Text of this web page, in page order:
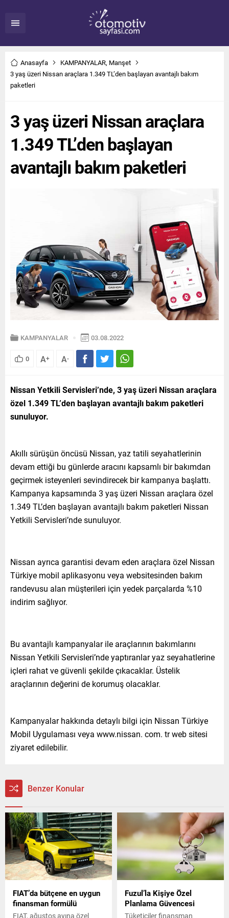
Anasayfa KAMPANYALAR, Manşet
3 yaş üzeri Nissan araçlara 1.349 TL’den başlayan avantajlı bakım
paketleri
3 yaş üzeri Nissan araçlara
1.349 TL’den başlayan
avantajlı bakım paketleri
KAMPANYALAR 03.08.2022
0 A+ A-
Nissan Yetkili Servisleri’nde, 3 yaş üzeri Nissan araçlara
özel 1.349 TL’den başlayan avantajlı bakım paketleri
sunuluyor.
Akıllı sürüşün öncüsü Nissan, yaz tatili seyahatlerinin
devam ettiği bu günlerde aracını kapsamlı bir bakımdan
geçirmek isteyenleri sevindirecek bir kampanya başlattı.
Kampanya kapsamında 3 yaş üzeri Nissan araçlara özel
1.349 TL’den başlayan avantajlı bakım paketleri Nissan
Yetkili Servisleri’nde sunuluyor.
Nissan ayrıca garantisi devam eden araçlara özel Nissan
Türkiye mobil aplikasyonu veya websitesinden bakım
randevusu alan müşterileri için yedek parçalarda %10
indirim sağlıyor.
Bu avantajlı kampanyalar ile araçlarının bakımlarını
Nissan Yetkili Servisleri’nde yaptıranlar yaz seyahatlerine
içleri rahat ve güvenli şekilde çıkacaklar. Üstelik
araçlarının değerini de korumuş olacaklar.
Kampanyalar hakkında detaylı bilgi için Nissan Türkiye
Mobil Uygulaması veya www.nissan. com. tr web sitesi
ziyaret edilebilir.
Benzer Konular
FIAT’da bütçene en uygun
finansman formülü
FIAT, ağustos ayına özel
Fuzul’la Kişiye Özel
Planlama Güvencesi
Tüketiciler finansman